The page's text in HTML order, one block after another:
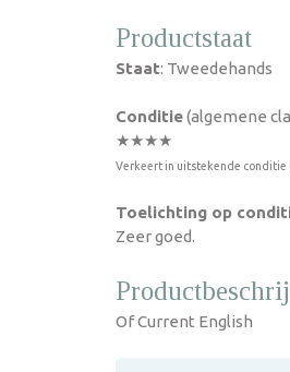
Productstaat
Staat: Tweedehands
Conditie(algemene
★★★★
Verkeert in uitstekende conditie
Toelichting op
Zeer goed.
Of Current English